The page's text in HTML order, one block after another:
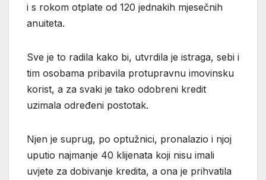
i s rokom otplate od 120 jednakih mjesečnih
anuiteta.
Sve je to radila kako bi, utvrdila je istraga, sebi i
tim osobama pribavila protupravnu imovinsku
korist, a za svaki je tako odobreni kredit
uzimala određeni postotak.
Njen je suprug, po optužnici, pronalazio i njoj
uputio najmanje 40 klijenata koji nisu imali
uvjete za dobivanje kredita, a ona je prihvatila